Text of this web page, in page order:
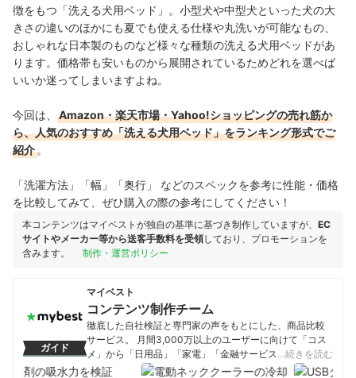
徴をもつ「洗える犬用ベッド」。小型犬や中型犬といった犬の大
きさの違いのほかにも夏でも使える仕様や丸洗いが可能なもの、
おしゃれな日本製のものなど様々な種類の洗える犬用ベッドがあ
ります。価格帯も安いものから展開されているためどれを選べば
いいか迷ってしまいますよね。
今回は、
Amazon・楽天市場・Yahoo!ショッピングの売れ筋か
ら、人気のおすすめ「洗える犬用ベッド」をランキング形式でご
紹介 。
「洗濯方法」「幅」「奥行」 などのスペックを参考に性能・価格
を比較してみて、ぜひ購入の際の参考にしてください！
本コンテンツはマイベストが独自の基準に基づき制作していますが、 EC
サイトやメーカー等から送客手数料を受領しており、プロモーションを
含みます。
制作・運営ポリシー
ガイド
マイベスト
コンテンツ制作チーム
徹底した自社検証と専門家の声をもとにした、商品比較
サービス。 月間3,000万以上のユーザーに向けて「コス
メ」から「日用品」「家電」「金融サービス」まで、ベ
ストな商品を選んでもらうために、毎日コンテンツを制
…続きを読む